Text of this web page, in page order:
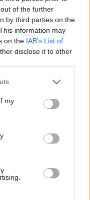
of the further
by third parties on the
information may
on the IAB’s List of
disclose it to other
my
της μικρής
διακοπές